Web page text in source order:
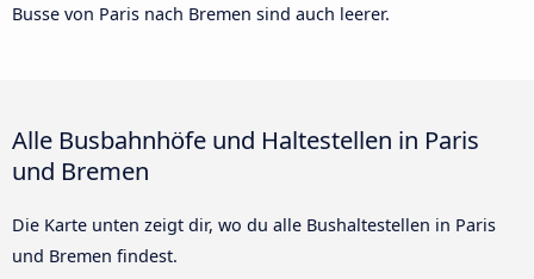
Busse von Paris nach Bremen sind auch leerer.
Alle Busbahnhöfe und Haltestellen in Paris
und Bremen
Die Karte unten zeigt dir, wo du alle Bushaltestellen in Paris
und Bremen findest.